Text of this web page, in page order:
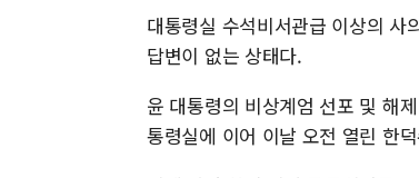
대통령실 수석비서관급 이상의 사
답변이 없는 상태다.
윤 대통령의 비상계엄 선포 및 해
통령실에 이어 이날 오전 열린 한